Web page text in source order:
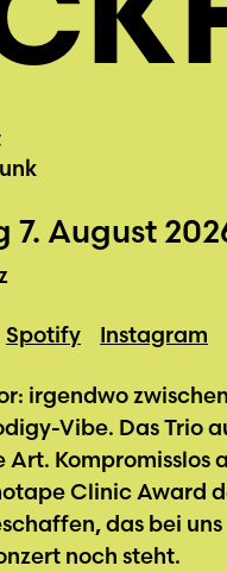
7. August
Spotify Instagram
irgendwo
Vibe. Das Trio
Art. Kompromisslos
Clinic Award
das bei
noch steht.